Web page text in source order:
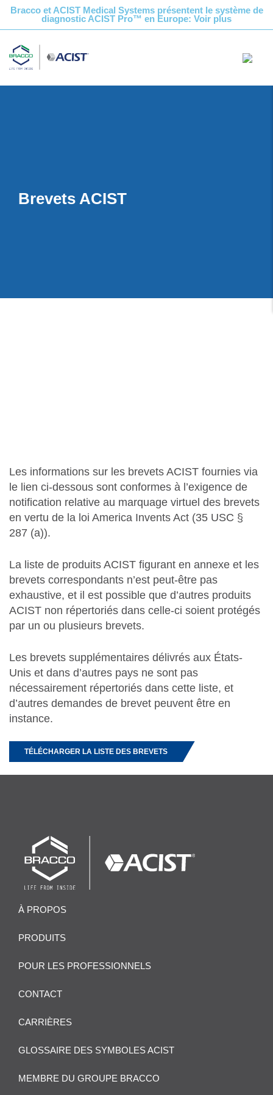
Bracco et ACIST Medical Systems présentent le système de
diagnostic ACIST Pro™ en Europe: Voir plus
Brevets ACIST
Les informations sur les brevets ACIST fournies via
le lien ci-dessous sont conformes à l’exigence de
notification relative au marquage virtuel des brevets
en vertu de la loi America Invents Act (35 USC §
287 (a)).
La liste de produits ACIST figurant en annexe et les
brevets correspondants n’est peut-être pas
exhaustive, et il est possible que d’autres produits
ACIST non répertoriés dans celle-ci soient protégés
par un ou plusieurs brevets.
Les brevets supplémentaires délivrés aux États-
Unis et dans d’autres pays ne sont pas
nécessairement répertoriés dans cette liste, et
d’autres demandes de brevet peuvent être en
instance.
TÉLÉCHARGER LA LISTE DES BREVETS
À PROPOS
PRODUITS
POUR LES PROFESSIONNELS
CONTACT
CARRIÈRES
GLOSSAIRE DES SYMBOLES ACIST
MEMBRE DU GROUPE BRACCO